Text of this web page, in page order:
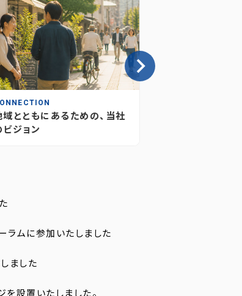
域とともにあるための、当社
ビジョン
ムに参加いたしました
ました
設置いたしました。